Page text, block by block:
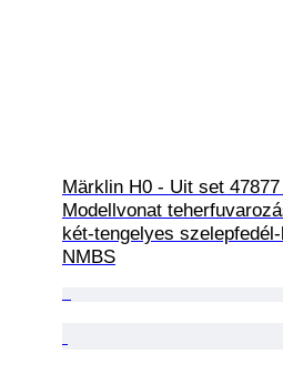
Märklin H0 - Uit set 47877
Modellvonat
két-tengelyes
NMBS